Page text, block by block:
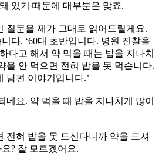
있기 때문에 대부분은 맞죠.
질문을 제가 그대로 읽어드릴게요.
다. ‘60대 초반입니다. 병원 진찰을
다고 해서 약 먹을 때는 밥을 지나치
을 안 먹으면 전혀 밥을 못 먹습니다.
남편 이야기입니다.’
요. 약 먹을 때 밥을 지나치게 많이
혀 밥을 못 드신다니까 약을 드셔
? 잘 모르겠어요.